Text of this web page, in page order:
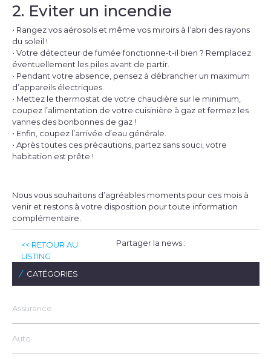
2. Eviter un incendie
• Rangez vos aérosols et même vos miroirs à l’abri des rayons
du soleil !
• Votre détecteur de fumée fonctionne-t-il bien ? Remplacez
éventuellement les piles avant de partir.
• Pendant votre absence, pensez à débrancher un maximum
d’appareils électriques.
• Mettez le thermostat de votre chaudière sur le minimum,
coupez l’alimentation de votre cuisinière à gaz et fermez les
vannes des bonbonnes de gaz !
• Enfin, coupez l’arrivée d’eau générale.
• Après toutes ces précautions, partez sans souci, votre
habitation est prête !
Nous vous souhaitons d’agréables moments pour ces mois à
venir et restons à votre disposition pour toute information
complémentaire.
Partager la news :
<< RETOUR AU
LISTING
CATÉGORIES
Assurance
Auto